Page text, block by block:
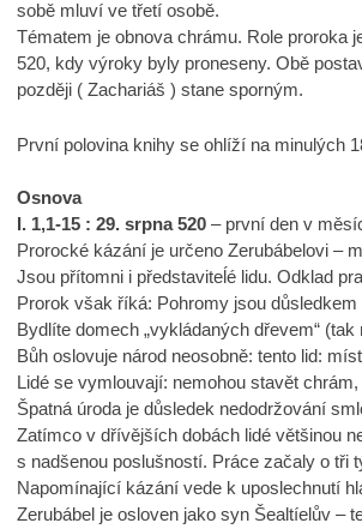
sobě mluví ve třetí osobě.
Tématem je obnova chrámu. Role proroka
520, kdy výroky byly proneseny. Obě
později ( Zachariáš ) stane sporným.
První polovina knihy se ohlíží na minulých
Osnova
I. 1,1-15 : 29. srpna 520 – první den v
Prorocké kázání je určeno Zerubábelovi –
Jsou přítomni i představiteĺé lidu. Odklad
Prorok však říká: Pohromy jsou
Bydlíte domech „vykládaných dřevem“
Bůh oslovuje národ neosobně: tento lid:
Lidé se vymlouvají: nemohou stavět
Špatná úroda je důsledek nedodržování
Zatímco v dřívějších dobách lidé většinou
s nadšenou poslušností. Práce začaly o tři
Napomínající kázání vede k uposlechnutí
Zerubábel je osloven jako syn Šealtíelův –